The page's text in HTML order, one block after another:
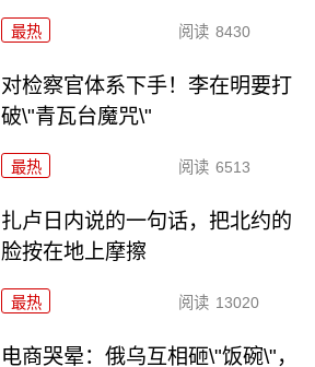
最热 阅读 8430
对检察官体系下手！李在明要打
破\"青瓦台魔咒\"
最热 阅读 6513
扎卢日内说的一句话，把北约的
脸按在地上摩擦
最热 阅读 13020
电商哭晕：俄乌互相砸\"饭碗\"，